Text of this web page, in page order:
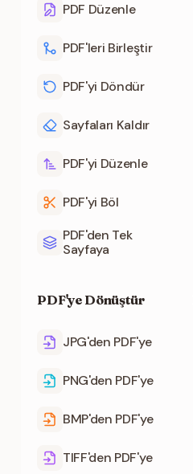
PDF Düzenle
PDF'leri Birleştir
PDF'yi Döndür
Sayfaları Kaldır
PDF'yi Düzenle
PDF'yi Böl
PDF'den Tek
Sayfaya
PDF'ye Dönüştür
JPG'den PDF'ye
PNG'den PDF'ye
BMP'den PDF'ye
TIFF'den PDF'ye